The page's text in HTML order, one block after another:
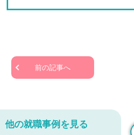
前の記事へ
他の就職事例を見る